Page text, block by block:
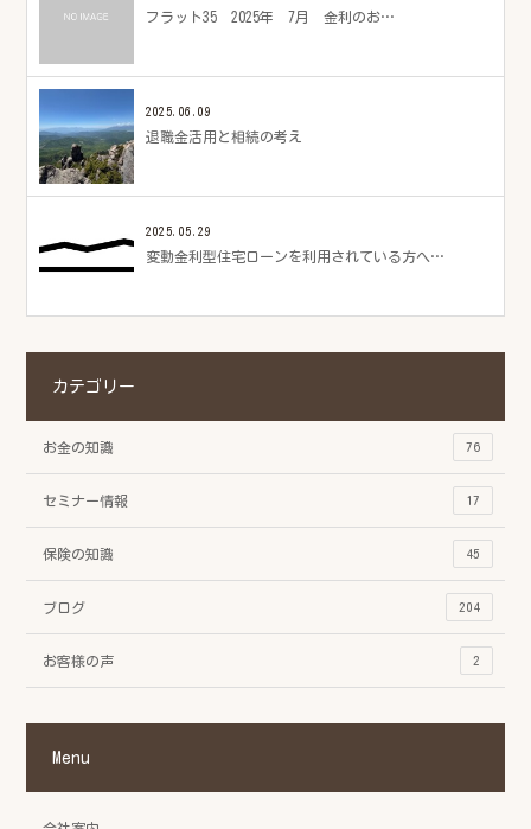
フラット35 2025年 7月 金利のお…
2025.06.09
退職金活用と相続の考え
2025.05.29
変動金利型住宅ローンを利用されている方へ…
カテゴリー
お金の知識 76
セミナー情報 17
保険の知識 45
ブログ 204
お客様の声 2
Menu